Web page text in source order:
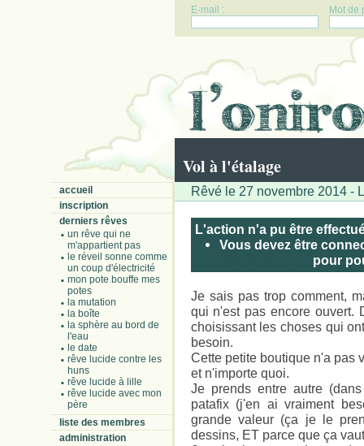
E-mail : Mot de
Vol à l'étalage
accueil
inscription
derniers rêves
un rêve qui ne
m'appartient pas
le réveil sonne comme
un coup d'électricité
mon pote bouffe mes
potes
la mutation
la boîte
la sphère au bord de
l'eau
le date
rêve lucide contre les
huns
rêve lucide à lille
rêve lucide avec mon
père
liste des membres
administration
Rêvé le 27 novembre 2014 -
L'action n'a pu être
Vous devez être
pour
Je sais pas trop comment,
qui n'est pas encore ouvert.
choisissant les choses qui
besoin.
Cette petite boutique n'a pas
et n'importe quoi.
Je prends entre autre
patafix (j'en ai vraiment
grande valeur (ça je le
dessins, ET parce que ça